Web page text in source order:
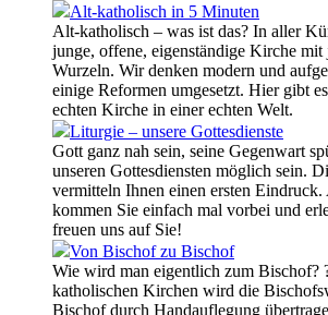
Alt-katholisch in 5 Minuten
Alt-katholisch – was ist das? In aller
junge, offene, eigenständige Kirche mit
Wurzeln. Wir denken modern und
einige Reformen umgesetzt. Hier gibt
echten Kirche in einer echten Welt.
Liturgie – unsere Gottesdienste
Gott ganz nah sein, seine Gegenwart
unseren Gottesdiensten möglich sein.
vermitteln Ihnen einen ersten Eindruck.
kommen Sie einfach mal vorbei und
freuen uns auf Sie!
Von Bischof zu Bischof
Wie wird man eigentlich zum Bischof?
katholischen Kirchen wird die
Bischof durch Handauflegung